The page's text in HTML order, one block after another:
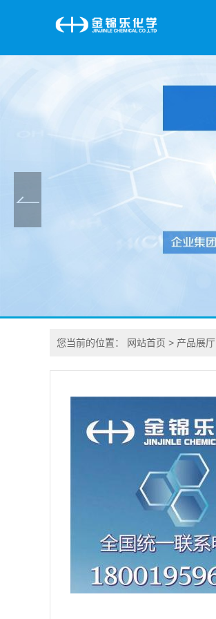
您当前的位置： 网站首页 > 产品展厅